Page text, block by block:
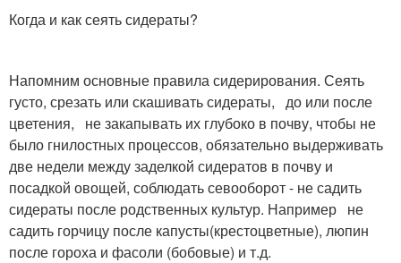
Когда и как сеять сидераты?
Напомним основные правила сидерирования. Сеять
густо, срезать или скашивать сидераты, до или после
цветения, не закапывать их глубоко в почву, чтобы не
было гнилостных процессов, обязательно выдерживать
две недели между заделкой сидератов в почву и
посадкой овощей, соблюдать севооборот - не садить
сидераты после родственных культур. Например не
садить горчицу после капусты(крестоцветные), люпин
после гороха и фасоли (бобовые) и т.д.